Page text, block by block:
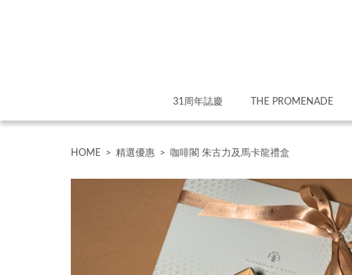
31周年誌慶 THE PROMENADE
HOME > 精選優惠 > 咖啡閣 朱古力及馬卡龍禮盒